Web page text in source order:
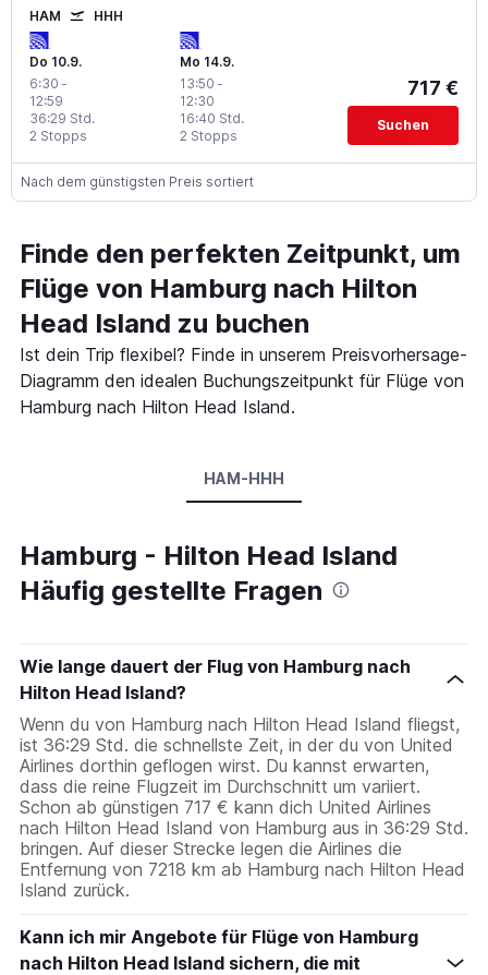
HAM HHH
Do 10.9.
6:30 -
12:59
2 Stopps
36:29 Std.
Mo 14.9.
13:50 -
12:30
2 Stopps
16:40 Std.
717 €
Suchen
Nach dem günstigsten Preis sortiert
Finde den perfekten Zeitpunkt, um
Flüge von Hamburg nach Hilton
Head Island zu buchen
Ist dein Trip flexibel? Finde in unserem Preisvorhersage-
Diagramm den idealen Buchungszeitpunkt für Flüge von
Hamburg nach Hilton Head Island.
HAM-HHH
Hamburg - Hilton Head Island
Häufig gestellte Fragen
Wie lange dauert der Flug von Hamburg nach
Hilton Head Island?
Wenn du von Hamburg nach Hilton Head Island fliegst,
ist 36:29 Std. die schnellste Zeit, in der du von United
Airlines dorthin geflogen wirst. Du kannst erwarten,
dass die reine Flugzeit im Durchschnitt um variiert.
Schon ab günstigen 717 € kann dich United Airlines
nach Hilton Head Island von Hamburg aus in 36:29 Std.
bringen. Auf dieser Strecke legen die Airlines die
Entfernung von 7218 km ab Hamburg nach Hilton Head
Island zurück.
Kann ich mir Angebote für Flüge von Hamburg
nach Hilton Head Island sichern, die mit